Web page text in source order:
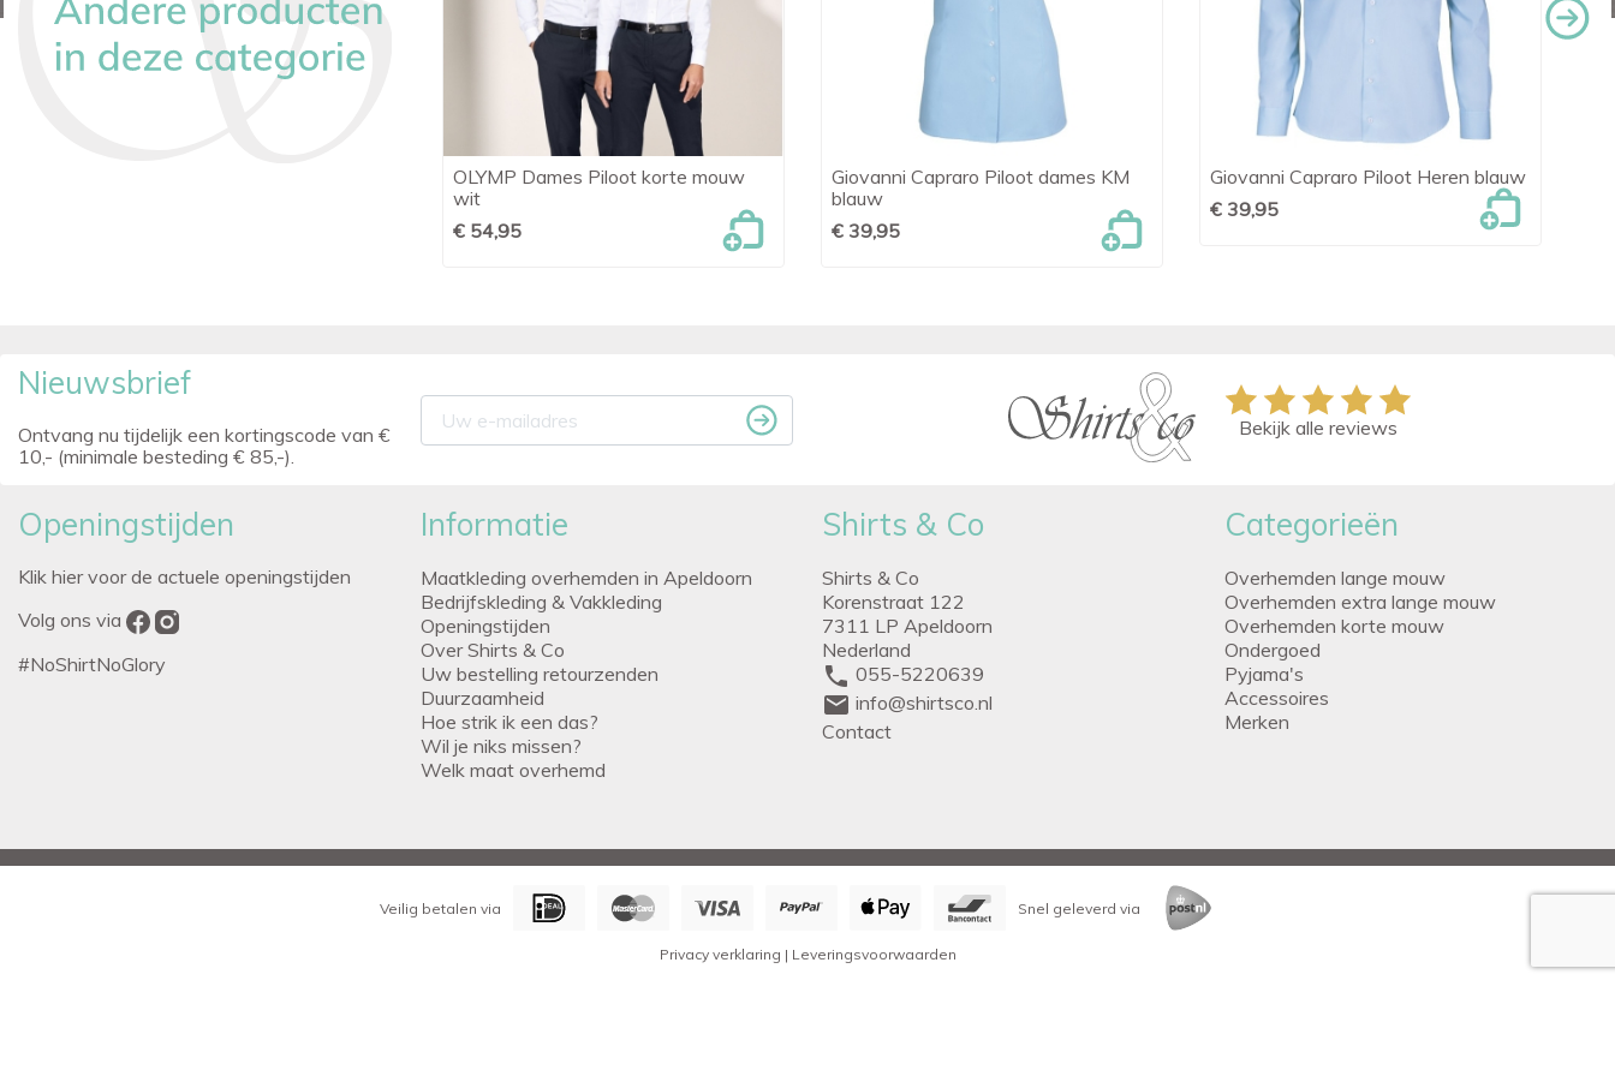
 Snel bekijken
OLYMP Dames Piloot korte mouw
wit
€ 54,95
 Snel bekijken
Giovanni Capraro Piloot dames KM
blauw
€ 39,95
 Snel bekijken
Giovanni Capraro Piloot Heren blauw
€ 39,95
Nieuwsbrief
Ontvang nu tijdelijk een kortingscode van €
10,- (minimale besteding € 85,-).
Bekijk alle reviews
Openingstijden
Klik hier voor de actuele openingstijden
Volg ons via
#NoShirtNoGlory
Informatie
Maatkleding overhemden in Apeldoorn
Bedrijfskleding & Vakkleding
Openingstijden
Over Shirts & Co
Uw bestelling retourzenden
Duurzaamheid
Hoe strik ik een das?
Wil je niks missen?
Welk maat overhemd
Shirts & Co
Shirts & Co
Korenstraat 122
7311 LP Apeldoorn
Nederland
phone 055-5220639
mail info@shirtsco.nl
Contact
Categorieën
Overhemden lange mouw
Overhemden extra lange mouw
Overhemden korte mouw
Ondergoed
Pyjama's
Accessoires
Merken
Veilig betalen via Snel geleverd via
Privacy verklaring | Leveringsvoorwaarden